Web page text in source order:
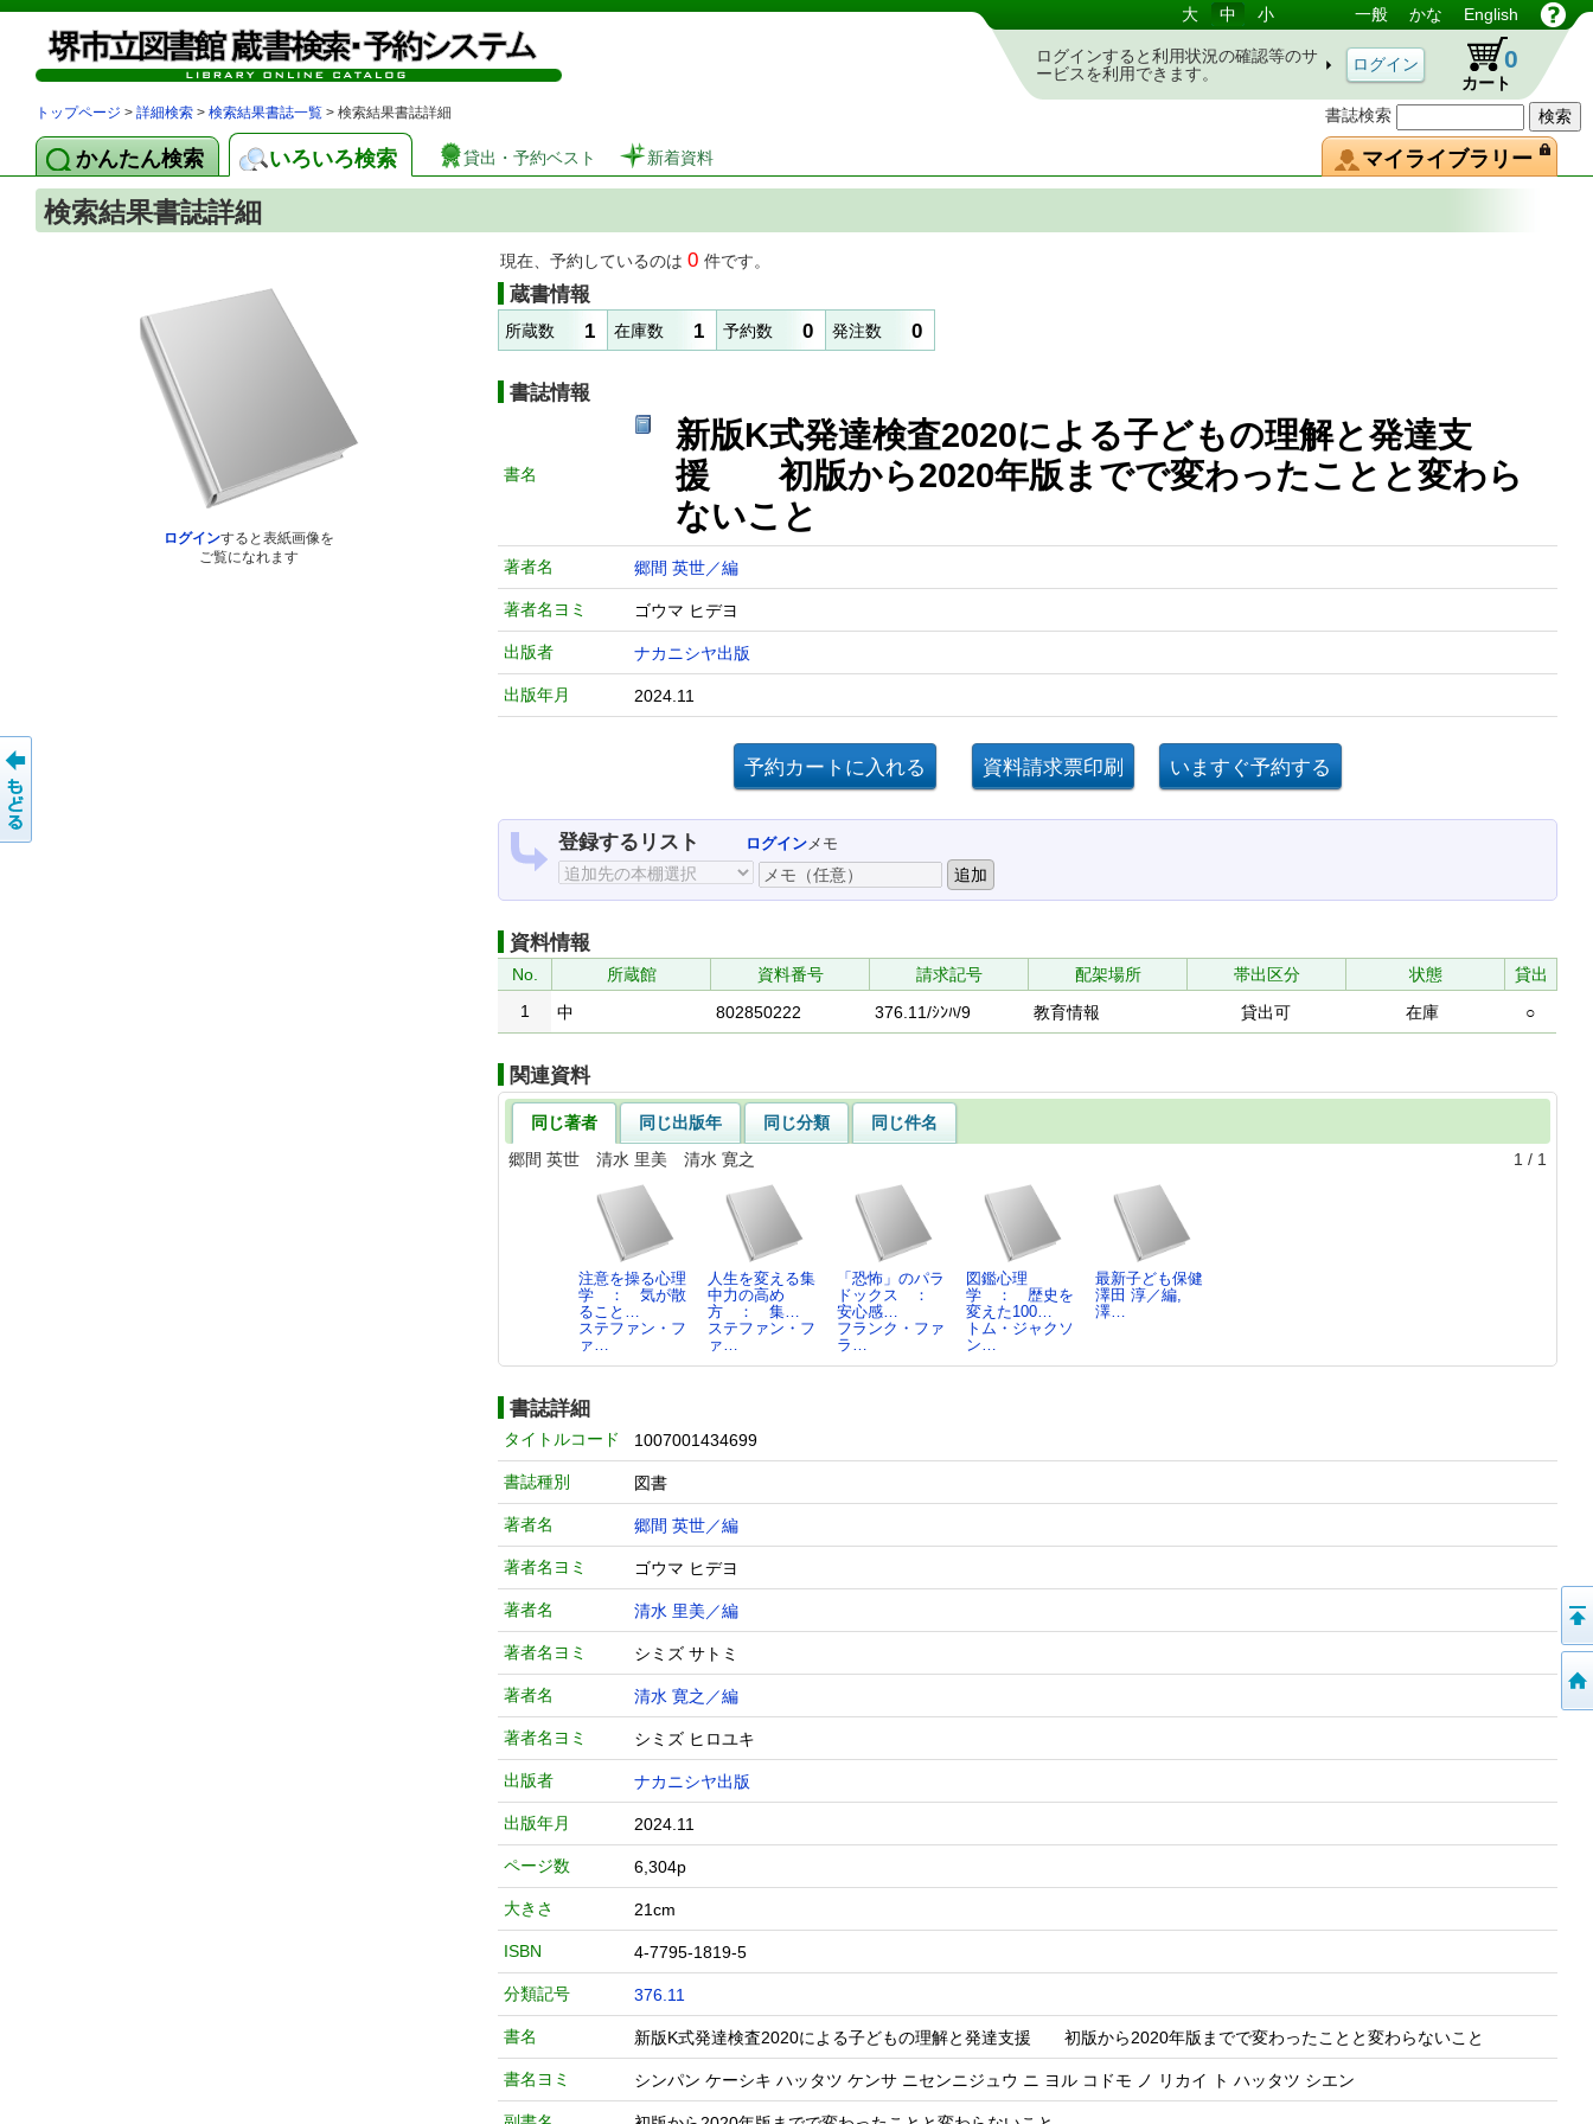
図書館 蔵書検索・予約システム
書誌検索
大 中 小 一般 かな English
ログインすると利用状況の確認等のサ
ービスを利用できます。
カート
0
トップページ > 詳細検索 > 検索結果書誌一覧 > 検索結果書誌詳細
かんたん検索 いろいろ検索 貸出・予約ベスト 新着資料 マイライブラリー
検索結果書誌詳細
ログインすると表紙画像を
ご覧になれます
現在、予約しているのは 0 件です。
蔵書情報
所蔵数 1 在庫数 1 予約数 0 発注数 0
書誌情報
書名
新版K式発達検査2020による子どもの理解と発達支
援 初版から2020年版までで変わったことと変わら
ないこと
著者名 郷間 英世／編
著者名ヨミ ゴウマ ヒデヨ
出版者 ナカニシヤ出版
出版年月 2024.11
登録するリスト ログインメモ
資料情報
No. 所蔵館 資料番号 請求記号 配架場所 帯出区分 状態
貸出
1
中 802850222 376.11/ｼﾝﾊ/9 教育情報 貸出可 在庫 ○
関連資料
同じ著者 同じ出版年 同じ分類
同じ件名
郷間 英世 清水 里美 清水 寛之
1 / 1
注意を操る心理
学 ： 気が散
ること…
ステファン・フ
ァ…
人生を変える集
中力の高め
方 ： 集…
ステファン・フ
ァ…
「恐怖」のパラ
ドックス ：
安心感…
フランク・ファ
ラ…
図鑑心理
学 ： 歴史を
変えた100…
トム・ジャクソ
ン…
最新子ども保健
澤田 淳／編,
澤…
書誌詳細
タイトルコード 1007001434699
書誌種別 図書
著者名 郷間 英世／編
著者名ヨミ ゴウマ ヒデヨ
著者名 清水 里美／編
著者名ヨミ シミズ サトミ
著者名 清水 寛之／編
著者名ヨミ シミズ ヒロユキ
出版者 ナカニシヤ出版
出版年月 2024.11
ページ数 6,304p
大きさ 21cm
ISBN 4-7795-1819-5
分類記号 376.11
書名 新版K式発達検査2020による子どもの理解と発達支援 初版から2020年版までで変わったことと変わらないこと
書名ヨミ シンパン ケーシキ ハッタツ ケンサ ニセンニジュウ ニ ヨル コドモ ノ リカイ ト ハッタツ シエン